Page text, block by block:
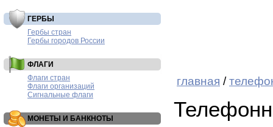
ГЕРБЫ
Гербы стран
Гербы городов России
ФЛАГИ
Флаги стран
Флаги организаций
Сигнальные флаги
МОНЕТЫ И БАНКНОТЫ
главная /